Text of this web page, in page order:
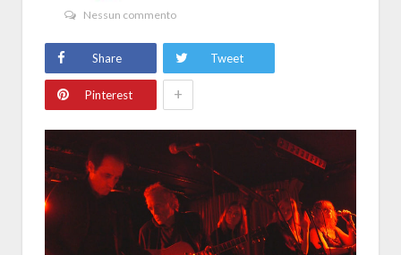
Nessun commento
Share Tweet
Pinterest +